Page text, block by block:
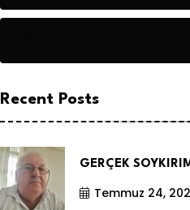
Recent Posts
GERÇEK
Temmuz 24,